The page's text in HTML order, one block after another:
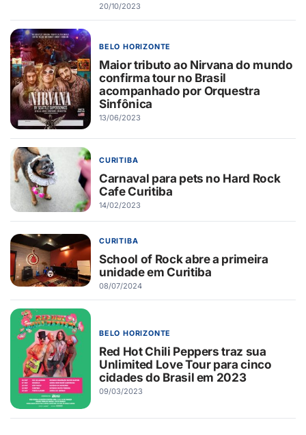
20/10/2023
BELO HORIZONTE
Maior tributo ao Nirvana do mundo
confirma tour no Brasil
acompanhado por Orquestra
Sinfônica
13/06/2023
CURITIBA
Carnaval para pets no Hard Rock
Cafe Curitiba
14/02/2023
CURITIBA
School of Rock abre a primeira
unidade em Curitiba
08/07/2024
BELO HORIZONTE
Red Hot Chili Peppers traz sua
Unlimited Love Tour para cinco
cidades do Brasil em 2023
09/03/2023